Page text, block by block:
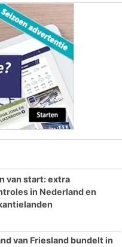
van start: extra
in Nederland en
van Friesland bundelt in